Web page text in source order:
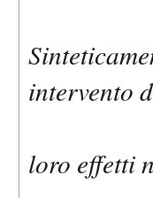
intervento
loro effetti